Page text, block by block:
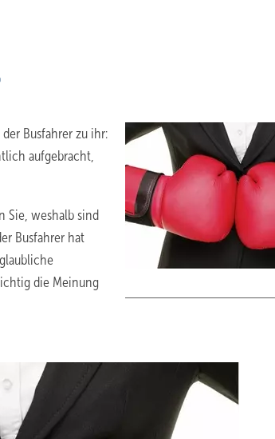
Busfahrer zu ihr:
aufgebracht,
Sie, weshalb sind
Busfahrer hat
die Meinung